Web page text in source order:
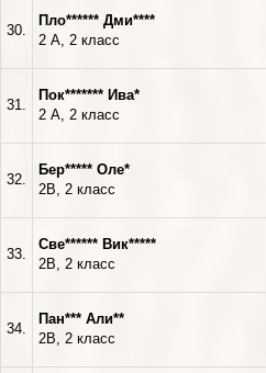
30.
Пло****** Дми****
2 А, 2 класс
31.
Пок******* Ива*
2 А, 2 класс
32.
Бер***** Оле*
2В, 2 класс
33.
Све****** Вик*****
2В, 2 класс
34.
Пан*** Али**
2В, 2 класс